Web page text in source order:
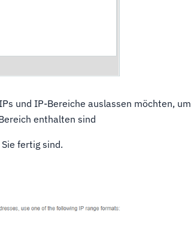
und IP-Bereiche auslassen möchten, um
enthalten sind
fertig sind.